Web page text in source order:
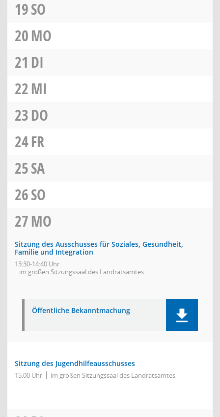
19SO
20MO
21 DI
22MI
23DO
24FR
25SA
26SO
27MO
Sitzung des Ausschusses für Soziales, Gesundheit,
Familie und Integration
13:30-14:40 Uhr
im großen Sitzungssaal des Landratsamtes
Öffentliche Bekanntmachung
Sitzung des Jugendhilfeausschusses
15:00 Uhr im großen Sitzungssaal des Landratsamtes